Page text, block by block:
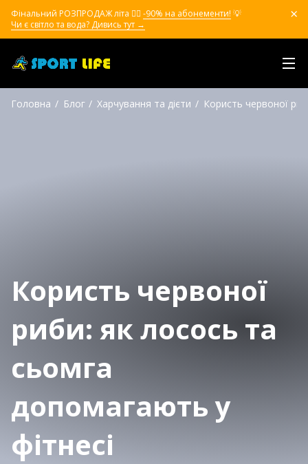
Фінальний РОЗПРОДАЖ літа ❤️‍🔥 -90% на абонементи! 💡
Чи є світло та вода? Дивись тут →
Головна Блог Харчування та дієти Користь червоної
Користь червоної
риби: як лосось та
сьомга
допомагають у
фітнесі